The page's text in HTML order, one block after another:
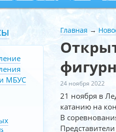
Главная →
24 ноября 2022
21 ноября в
катанию на
В
МБУС